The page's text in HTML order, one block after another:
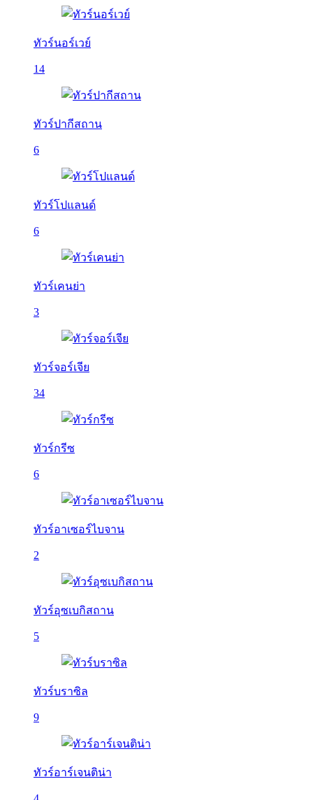
ทัวร์นอร์เวย์
14
ทัวร์ปากีสถาน
6
ทัวร์โปแลนด์
6
ทัวร์เคนย่า
3
ทัวร์จอร์เจีย
34
ทัวร์กรีซ
6
ทัวร์อาเซอร์ไบจาน
2
ทัวร์อุซเบกิสถาน
5
ทัวร์บราซิล
9
ทัวร์อาร์เจนติน่า